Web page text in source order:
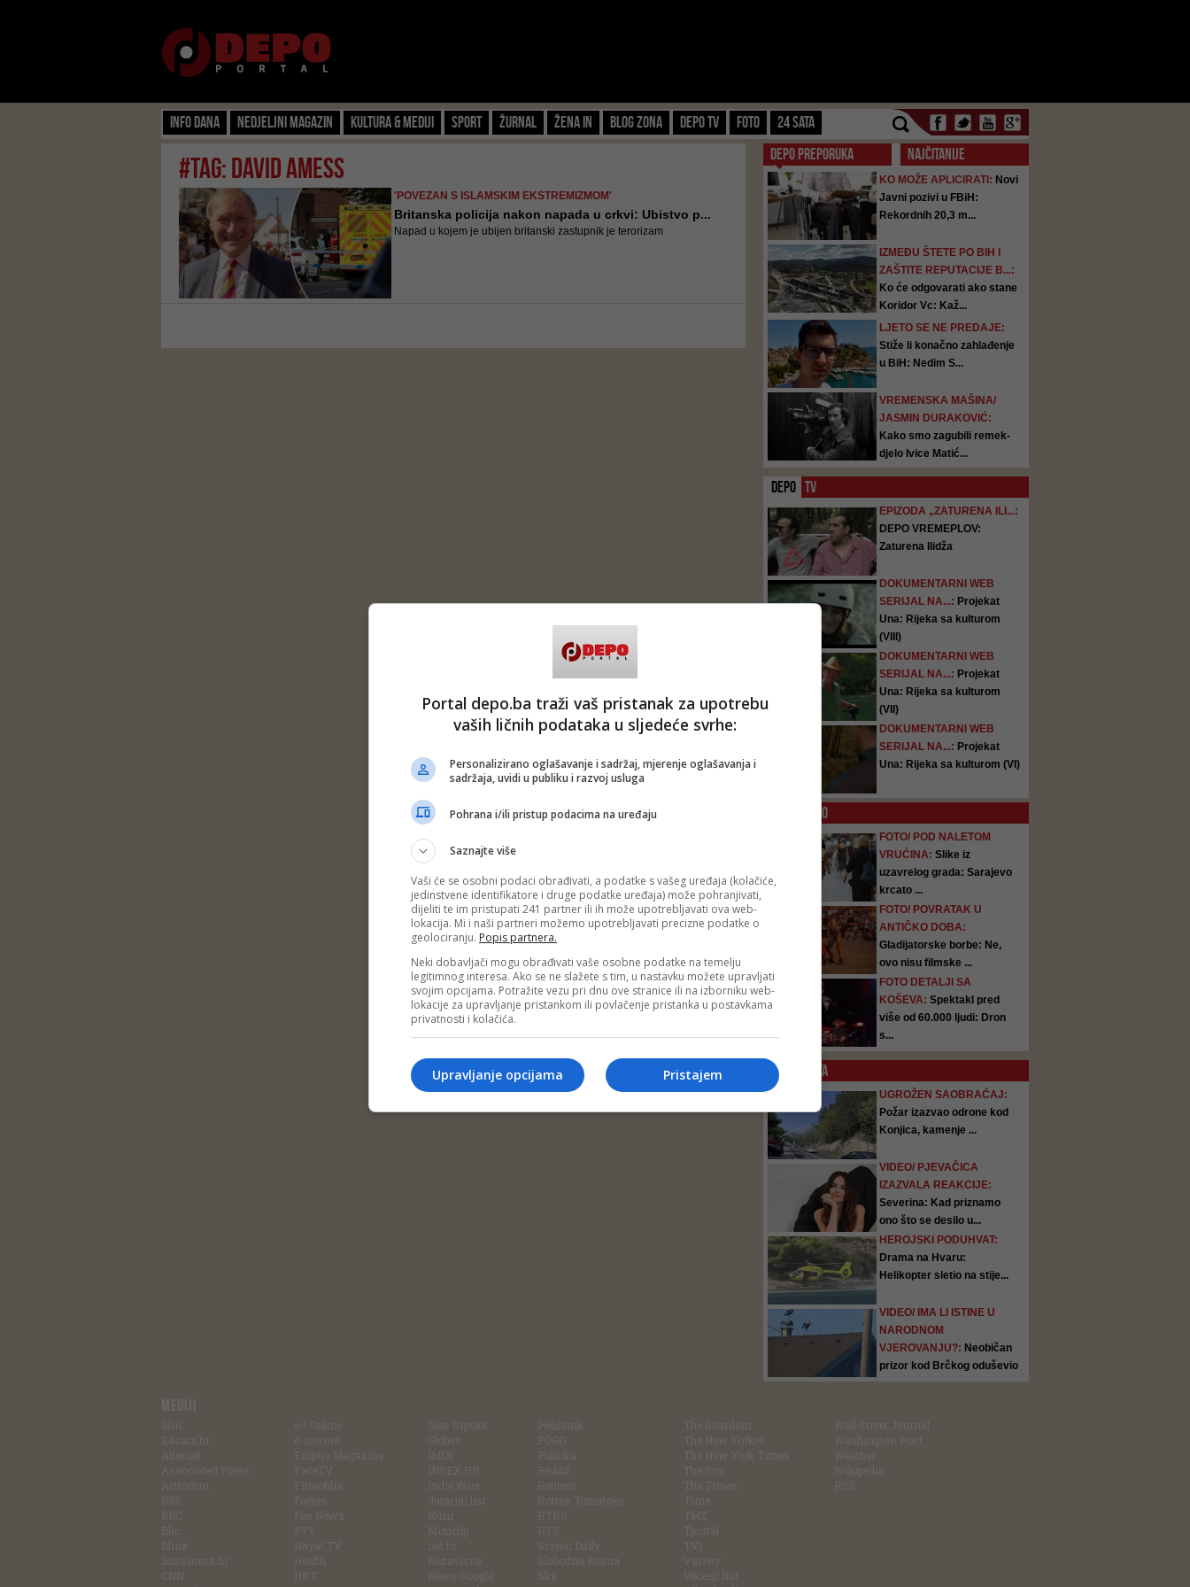
Info dana Nedjeljni magazin Kultura & Mediji Sport Žurnal Žena IN Blog zona Depo TV FOTO 24 SATA
#tag: David Amess
'POVEZAN S ISLAMSKIM EKSTREMIZMOM'
Britanska policija nakon napada u crkvi: Ubistvo p...
Napad u kojem je ubijen britanski zastupnik je terorizam
DEPO PREPORUKA NAJČITANIJE
KO MOŽE APLICIRATI: Novi
Javni pozivi u FBiH:
Rekordnih 20,3 m...
IZMEĐU ŠTETE PO BIH I
ZAŠTITE REPUTACIJE B...:
Ko će odgovarati ako stane
Koridor Vc: Kaž...
LJETO SE NE PREDAJE:
Stiže li konačno zahlađenje
u BiH: Nedim S...
VREMENSKA MAŠINA/
JASMIN DURAKOVIĆ:
Kako smo zagubili remek-
djelo Ivice Matić...
DEPO TV
EPIZODA „ZATURENA ILI...:
DEPO VREMEPLOV:
Zaturena Ilidža
DOKUMENTARNI WEB
SERIJAL NA...: Projekat
Una: Rijeka sa kulturom
(VIII)
DOKUMENTARNI WEB
SERIJAL NA...: Projekat
Una: Rijeka sa kulturom
(VII)
DOKUMENTARNI WEB
SERIJAL NA...: Projekat
Una: Rijeka sa kulturom (VI)
FOTO
FOTO/ POD NALETOM
VRUĆINA: Slike iz
uzavrelog grada: Sarajevo
krcato ...
FOTO/ POVRATAK U
ANTIČKO DOBA:
Gladijatorske borbe: Ne,
ovo nisu filmske ...
FOTO DETALJI SA
KOŠEVA: Spektakl pred
više od 60.000 ljudi: Dron
s...
24 SATA
UGROŽEN SAOBRAĆAJ:
Požar izazvao odrone kod
Konjica, kamenje ...
VIDEO/ PJEVAČICA
IZAZVALA REAKCIJE:
Severina: Kad priznamo
ono što se desilo u...
HEROJSKI PODUHVAT:
Drama na Hvaru:
Helikopter sletio na stije...
VIDEO/ IMA LI ISTINE U
NARODNOM
VJEROVANJU?: Neobičan
prizor kod Brčkog oduševio
ljude:...
MEDIJI
Blin
24sata.hr
Alternet
Associated Press
Artforum
B92
BBC
Blic
Blinx
Bussiness.hr
CNN
e-! Online
e-novine
Empire Magazine
FaceTV
Filmofilia
Forbes
Fox News
FTV
Hayat TV
Health
HRT
Glas Srpske
Globus
IMDb
INDEX.HR
Indie Wire
Jutarnji list
Kurir
Miniclip
net.hr
Nezavisne
News Google
Pešćanik
POGO
Politika
Reddit
Reuters
Rotten Tomatoes
RTRS
RTS
Screen Daily
Slobodna Bosna
Sky
The Guardian
The New Yorker
The New York Times
The Sun
The Times
Time
TMZ
Tportal
TV1
Variety
Večenji list
Wall Street Journal
Washington Post
Weather
Wikipedia
RSS
Portal depo.ba traži vaš pristanak za upotrebu
vaših ličnih podataka u sljedeće svrhe:
Personalizirano oglašavanje i sadržaj, mjerenje oglašavanja i
sadržaja, uvidi u publiku i razvoj usluga
Pohrana i/ili pristup podacima na uređaju
Saznajte više
Vaši će se osobni podaci obrađivati, a podatke s vašeg uređaja (kolačiće,
jedinstvene identifikatore i druge podatke uređaja) može pohranjivati,
dijeliti te im pristupati 241 partner ili ih može upotrebljavati ova web-
lokacija. Mi i naši partneri možemo upotrebljavati precizne podatke o
geolociranju. Popis partnera.
Neki dobavljači mogu obrađivati vaše osobne podatke na temelju
legitimnog interesa. Ako se ne slažete s tim, u nastavku možete upravljati
svojim opcijama. Potražite vezu pri dnu ove stranice ili na izborniku web-
lokacije za upravljanje pristankom ili povlačenje pristanka u postavkama
privatnosti i kolačića.
Pristajem
Upravljanje opcijama